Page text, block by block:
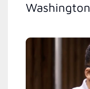
Washington